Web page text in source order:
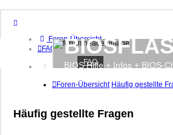
Foren-Übersicht
FAQ
Anmelden
BIOS Hilfe + Infos + BIOS-
FAQ
Foren-Übersicht Häufig gestellte
Häufig gestellte Fragen